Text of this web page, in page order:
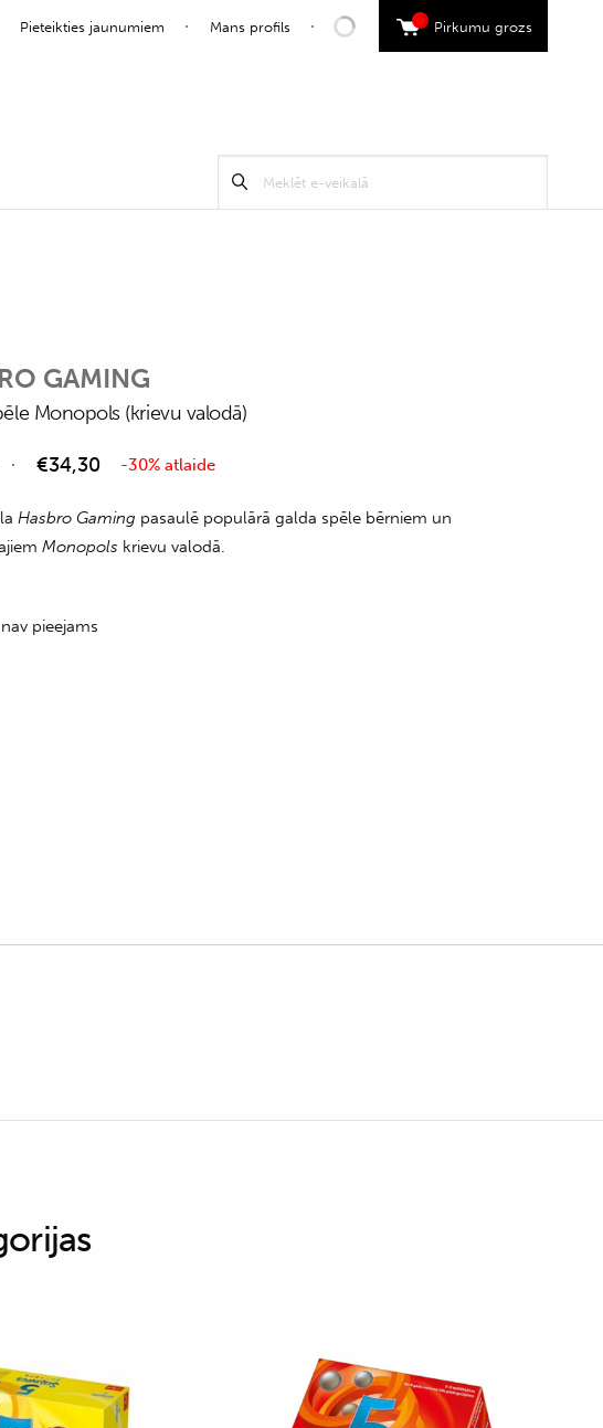
Pieteikties jaunumiem Mans profils Pirkumu grozs
0
Meklēt
GAMING
Monopols (krievu valodā)
€34,30 -30% atlaide
Hasbro Gaming pasaulē populārā galda spēle bērniem un
Monopols krievu valodā.
pieejams